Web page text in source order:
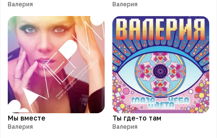
Валерия Валерия
Мы вместе
Валерия
Ты где-то там
Валерия